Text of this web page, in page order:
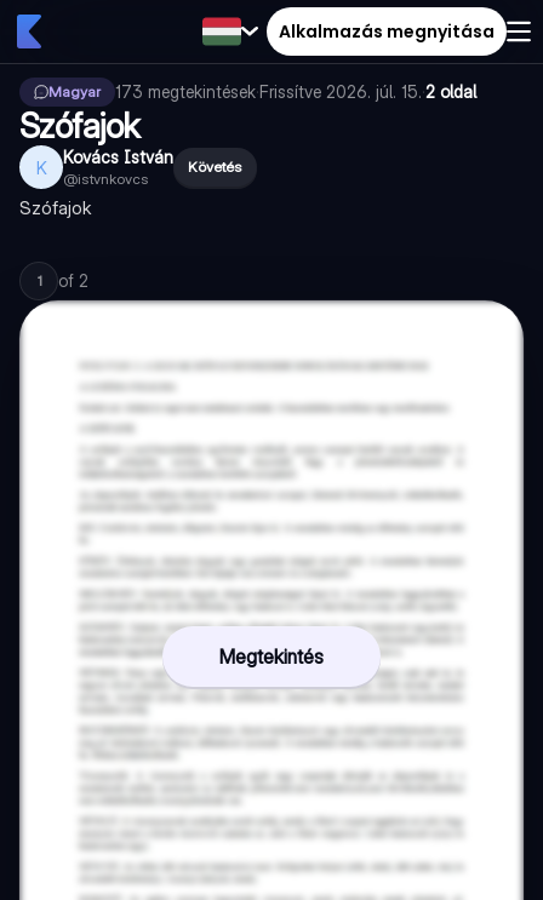
Alkalmazás megnyitása
Magyar 173 megtekintések·Frissítve 2026. júl. 15.·2 oldal
Szófajok
K Kovács István
@istvnkovcs
Követés
Szófajok
1 of 2
Megtekintés